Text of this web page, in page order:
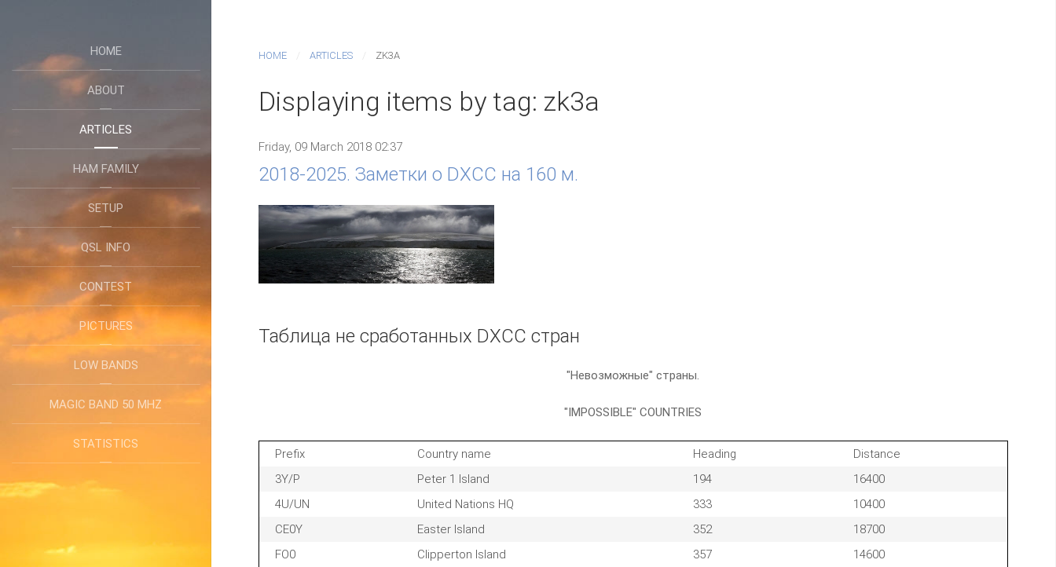
HOME
ABOUT
ARTICLES
HAM FAMILY
SETUP
QSL INFO
CONTEST
PICTURES
LOW BANDS
MAGIC BAND 50 MHZ
STATISTICS
HOME ARTICLES ZK3A
Displaying items by tag: zk3a
Friday, 09 March 2018 02:37
2018-2025. Заметки о DXCC на 160 м.
Таблица не сработанных DXCC стран
"Невозможные" страны.
"IMPOSSIBLE" COUNTRIES
Prefix Country name Heading
Distance
3Y/P
Peter 1 Island 194
16400
4U/UN
United Nations HQ 333
10400
CE0Y
Easter Island 352
18700
FO0
Clipperton Island 357
14600